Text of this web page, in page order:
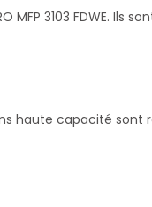
MFP 3103 FDWE.
haute capacité